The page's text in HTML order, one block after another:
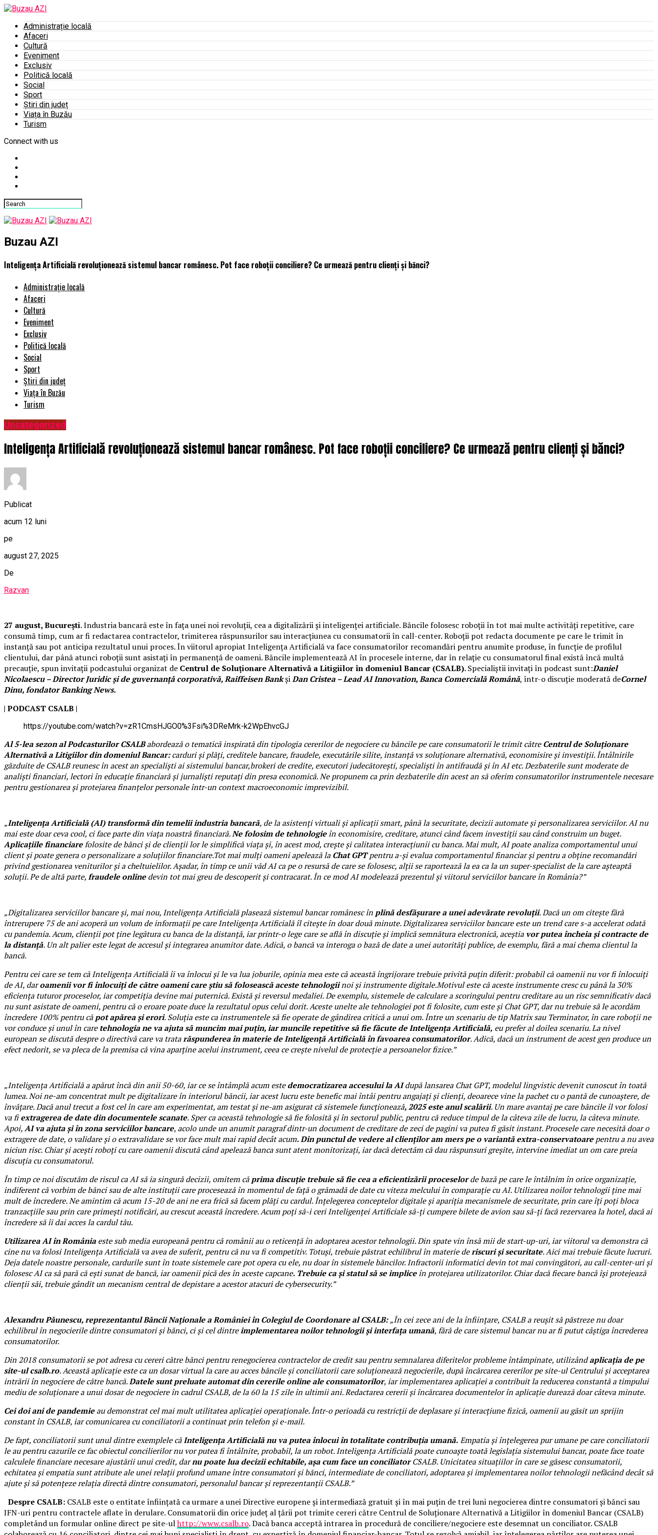
Administrație locală
Afaceri
Cultură
Eveniment
Exclusiv
Politică locală
Social
Sport
Știri din județ
Viața în Buzău
Turism
Connect with us
Buzau AZI
Inteligența Artificială revoluționează sistemul bancar românesc. Pot face roboții conciliere? Ce urmează pentru clienți și bănci?
Administrație locală
Afaceri
Cultură
Eveniment
Exclusiv
Politică locală
Social
Sport
Știri din județ
Viața în Buzău
Turism
Uncategorized
Inteligența Artificială revoluționează sistemul bancar românesc. Pot face roboții conciliere? Ce urmează pentru clienți și bănci?
Publicat
acum 12 luni
pe
august 27, 2025
De
Razvan
27 august, București. Industria bancară este în fața unei noi revoluții, cea a digitalizării și inteligenței artificiale. Băncile folosesc roboții în tot mai multe activități repetitive, care
consumă timp, cum ar fi redactarea contractelor, trimiterea răspunsurilor sau interacțiunea cu consumatorii în call-center. Roboții pot redacta documente pe care le trimit în
instanță sau pot anticipa rezultatul unui proces. În viitorul apropiat Inteligența Artificială va face consumatorilor recomandări pentru anumite produse, în funcție de profilul
clientului, dar până atunci roboții sunt asistați în permanență de oameni. Băncile implementează AI în procesele interne, dar în relație cu consumatorul final există încă multă
precauție, spun invitații podcastului organizat de Centrul de Soluționare Alternativă a Litigiilor în domeniul Bancar (CSALB).Specialiștii invitați în podcast sunt:Daniel
Nicolaescu – Director Juridic și de guvernanță corporativă, Raiffeisen BankșiDan Cristea – Lead AI Innovation, Banca Comercială Română, într-o discuție moderată deCornel
Dinu, fondator Banking News.
| PODCAST CSALB |
https://youtube.com/watch?v=zR1CmsHJGO0%3Fsi%3DReMrk-k2WpEhvcGJ
Al 5-lea sezon al Podcasturilor CSALBabordeazăo tematică inspirată din tipologia cererilor de negociere cu băncile pe care consumatorii le trimit cătreCentrul de Soluționare
Alternativă a Litigiilor din domeniul Bancar:carduri și plăți, creditele bancare, fraudele, executările silite, instanță vs soluționare alternativă, economisire și investiții.Întâlnirile
găzduite de CSALB reunesc în acest an specialiști ai sistemului bancar,brokeri de credite, executori judecătorești, specialiști în antifraudă și în AI etc. Dezbaterile sunt moderate de
analiști financiari, lectori în educație financiară și jurnaliști reputați din presa economică. Ne propunem ca prin dezbaterile din acest an să oferim consumatorilor instrumentele necesare
pentru gestionarea și protejarea finanțelor personale într-un context macroeconomic imprevizibil.
„Inteligența Artificială (AI) transformă din temelii industria bancară, de la asistenți virtuali și aplicații smart, până la securitate, decizii automate și personalizarea serviciilor. AI nu
mai este doar ceva cool, ci face parte din viața noastră financiară.Ne folosim de tehnologieîn economisire, creditare, atunci când facem investiții sau când construim un buget.
Aplicațiile financiarefolosite de bănci și de clienții lor le simplifică viața și, în acest mod, crește și calitatea interacțiunii cu banca. Mai mult, AI poate analiza comportamentul unui
client și poate genera o personalizare a soluțiilor financiare.Tot mai mulți oameni apelează laChat GPTpentru a-și evalua comportamentul financiar și pentru a obține recomandări
privind gestionarea veniturilor și a cheltuielilor. Așadar, în timp ce unii văd AI ca pe o resursă de care se folosesc, alții se raportează la ea ca la un super-specialist de la care așteaptă
soluții. Pe de altă parte,fraudele onlinedevin tot mai greu de descoperit și contracarat. În ce mod AI modelează prezentul și viitorul serviciilor bancare în România?”
„Digitalizarea serviciilor bancare și, mai nou, Inteligența Artificială plasează sistemul bancar românesc în plină desfășurare a unei adevărate revoluții. Dacă un om citește fără
întrerupere 75 de ani acoperă un volum de informații pe care Inteligența Artificială îl citește în doar două minute. Digitalizarea serviciilor bancare este un trend care s-a accelerat odată
cu pandemia. Acum, clienții pot ține legătura cu banca de la distanță, iar printr-o lege care se află în discuție și implică semnătura electronică, aceștiavor putea încheia și contracte de
la distanță. Un alt palier este legat de accesul și integrarea anumitor date. Adică, o bancă va interoga o bază de date a unei autorități publice, de exemplu, fără a mai chema clientul la
bancă.
Pentru cei care se tem că Inteligența Artificială îi va înlocui și le va lua joburile, opinia mea este că această îngrijorare trebuie privită puțin diferit: probabil că oamenii nu vor fi înlocuiți
de AI, daroamenii vor fi înlocuiți de către oameni care știu să folosească aceste tehnologiinoi și instrumente digitale.Motivul este că aceste instrumente cresc cu până la 30%
eficiența tuturor proceselor, iar competiția devine mai puternică. Există și reversul medaliei. De exemplu, sistemele de calculare a scoringului pentru creditare au un risc semnificativ dacă
nu sunt asistate de oameni, pentru că o eroare poate duce la rezultatul opus celui dorit. Aceste unelte ale tehnologiei pot fi folosite, cum este și Chat GPT, dar nu trebuie să le acordăm
încredere 100% pentru căpot apărea și erori. Soluția este ca instrumentele să fie operate de gândirea critică a unui om. Între un scenariu de tip Matrix sau Terminator, în care roboții ne
vor conduce și unul în caretehnologia ne va ajuta să muncim mai puțin, iar muncile repetitive să fie făcute de Inteligența Artificială, eu prefer al doilea scenariu. La nivel
european se discută despre o directivă care va tratarăspunderea în materie de Inteligență Artificială în favoarea consumatorilor. Adică, dacă un instrument de acest gen produce un
efect nedorit, se va pleca de la premisa că vina aparține acelui instrument, ceea ce crește nivelul de protecție a persoanelor fizice.”
„Inteligența Artificială a apărut încă din anii 50-60, iar ce se întâmplă acum estedemocratizarea accesului la AIdupă lansarea Chat GPT, modelul lingvistic devenit cunoscut în toată
lumea. Noi ne-am concentrat mult pe digitalizare în interiorul băncii, iar acest lucru este benefic mai întâi pentru angajați și clienți, deoarece vine la pachet cu o pantă de cunoaștere, de
învățare. Dacă anul trecut a fost cel în care am experimentat, am testat și ne-am asigurat că sistemele funcționează, 2025 este anul scalării. Un mare avantaj pe care băncile îl vor folosi
va fiextragerea de date din documentele scanate. Sper ca această tehnologie să fie folosită și în sectorul public, pentru că reduce timpul de la câteva zile de lucru, la câteva minute.
Apoi,AI va ajuta și în zona serviciilor bancare, acolo unde un anumit paragraf dintr-un document de creditare de zeci de pagini va putea fi găsit instant. Procesele care necesită doar o
extragere de date, o validare și o extravalidare se vor face mult mai rapid decât acum. Din punctul de vedere al clienților am mers pe o variantă extra-conservatoarepentru a nu avea
niciun risc. Chiar și acești roboți cu care oamenii discută când apelează banca sunt atent monitorizați, iar dacă detectăm că dau răspunsuri greșite, intervine imediat un om care preia
discuția cu consumatorul.
În timp ce noi discutăm de riscul ca AI să ia singură decizii, omitem căprima discuție trebuie să fie cea a eficientizării proceselorde bază pe care le întâlnim în orice organizație,
indiferent că vorbim de bănci sau de alte instituții care procesează în momentul de față o grămadă de date cu viteza melcului în comparație cu AI. Utilizarea noilor tehnologii ține mai
mult de încredere. Ne amintim că acum 15-20 de ani ne era frică să facem plăți cu cardul. Înțelegerea conceptelor digitale și apariția mecanismele de securitate, prin care îți poți bloca
tranzacțiile sau prin care primești notificări, au crescut această încredere. Acum poți să-i ceri Inteligenței Artificiale să-ți cumpere bilete de avion sau să-ți facă rezervarea la hotel, dacă ai
încredere să îi dai acces la cardul tău.
Utilizarea AI în România este sub media europeană pentru că românii au o reticență în adoptarea acestor tehnologii. Din spate vin însă mii de start-up-uri, iar viitorul va demonstra că
cine nu va folosi Inteligența Artificială va avea de suferit, pentru că nu va fi competitiv. Totuși, trebuie păstrat echilibrul în materie deriscuri și securitate. Aici mai trebuie făcute lucruri.
Deja datele noastre personale, cardurile sunt în toate sistemele care pot opera cu ele, nu doar în sistemele băncilor. Infractorii informatici devin tot mai convingători, au call-center-uri și
folosesc AI ca să pară că ești sunat de bancă, iar oamenii pică des în aceste capcane. Trebuie ca și statul să se impliceîn protejarea utilizatorilor. Chiar dacă fiecare bancă își protejează
clienții săi, trebuie gândit un mecanism central de depistare a acestor atacuri de cybersecurity.”
Alexandru Păunescu, reprezentantul Băncii Naționale a României în Colegiul de Coordonare al CSALB:„În cei zece ani de la înființare, CSALB a reușit să păstreze nu doar
echilibrul în negocierile dintre consumatori și bănci, ci și cel dintreimplementarea noilor tehnologii și interfața umană, fără de care sistemul bancar nu ar fi putut câștiga încrederea
consumatorilor.
Din 2018 consumatorii se pot adresa cu cereri către bănci pentru renegocierea contractelor de credit sau pentru semnalarea diferitelor probleme întâmpinate, utilizândaplicația de pe
site-ul csalb.ro. Această aplicație este ca un dosar virtual la care au acces băncile și conciliatorii care soluționează negocierile, după încărcarea cererilor pe site-ul Centrului și acceptarea
intrării în negociere de către bancă.Datele sunt preluate automat din cererile online ale consumatorilor, iar implementarea aplicației a contribuit la reducerea constantă a timpului
mediu de soluționare a unui dosar de negociere în cadrul CSALB, de la 60 la 15 zile în ultimii ani. Redactarea cererii și încărcarea documentelor în aplicație durează doar câteva minute.
Cei doi ani de pandemieau demonstrat cel mai mult utilitatea aplicației operaționale. Într-o perioadă cu restricții de deplasare și interacțiune fizică, oamenii au găsit un sprijin
constant în CSALB, iar comunicarea cu conciliatorii a continuat prin telefon și e-mail.
De fapt, conciliatorii sunt unul dintre exemplele căInteligența Artificială nu va putea înlocui în totalitate contribuția umană. Empatia și înțelegerea pur umane pe care conciliatorii
le au pentru cazurile ce fac obiectul concilierilor nu vor putea fi întâlnite, probabil, la un robot. Inteligența Artificială poate cunoaște toată legislația sistemului bancar, poate face toate
calculele financiare necesare ajustării unui credit, darnu poate lua decizii echitabile, așa cum face un conciliatorCSALB. Unicitatea situațiilor în care se găsesc consumatorii,
echitatea și empatia sunt atribute ale unei relații profund umane între consumatori și bănci, intermediate de conciliatori, adoptarea și implementarea noilor tehnologii nefăcând decât să
ajute și să potențeze relația directă dintre consumatori, personalul bancar și reprezentanții CSALB.”
Despre CSALB: CSALB este o entitate înființată ca urmare a unei Directive europene și intermediază gratuit și în mai puțin de trei luni negocierea dintre consumatori și bănci sau
IFN-uri pentru contractele aflate în derulare. Consumatorii din orice județ al țării pot trimite cereri către Centrul de Soluționare Alternativă a Litigiilor în domeniul Bancar (CSALB)
completând un formular online direct pe site-ulhttp://www.csalb.ro. Dacă banca acceptă intrarea în procedură de conciliere/negociere este desemnat un conciliator. CSALB